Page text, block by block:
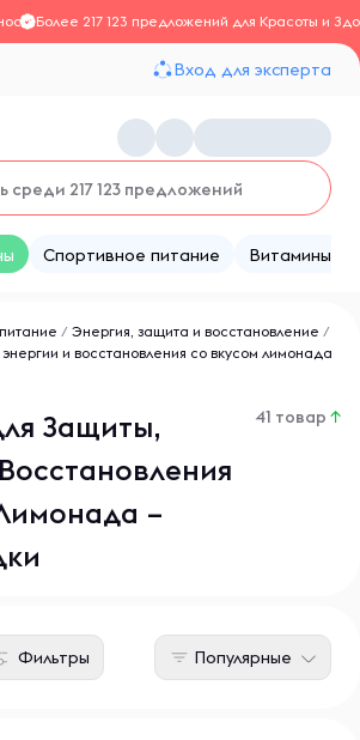
Более 217 123 предложений для Красоты и
Вход для эксперта
Спортивное питание Витамины
/ Энергия, защита и восстановление /
и восстановления со вкусом лимонада
Защиты,
–
41 товар ↑
Фильтры Популярные